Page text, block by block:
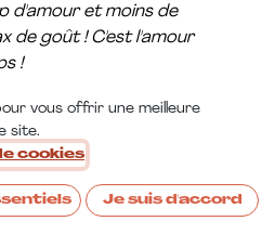
d'amour et moins de
de goût ! C'est l'amour
!
phares
BIO, sucre
oignon et ail
vous offrir une meilleure
site.
cookies
Je suis d'accord